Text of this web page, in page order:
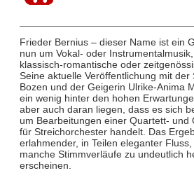
Frieder Bernius – dieser Name ist ein
nun um Vokal- oder
klassisch-romantische oder
Seine aktuelle Veröffentlichung mit der
Bozen und der Geigerin Ulrike-Anima
ein wenig hinter den hohen
aber auch daran liegen, dass es sich
um Bearbeitungen einer Quartett- und
für Streichorchester handelt. Das
erlahmender, in Teilen eleganter
manche Stimmverläufe zu undeutlich
erscheinen.